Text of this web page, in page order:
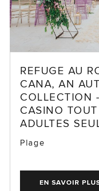
REFUGE AU
CANA, AN
COLLECTION
CASINO
ADULTES
Plage
EN SAVOIR